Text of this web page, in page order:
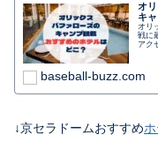
オ
キ
オリ
戦に
アク
ン
のお
baseball-buzz.com
↓京セラドームおすすめ